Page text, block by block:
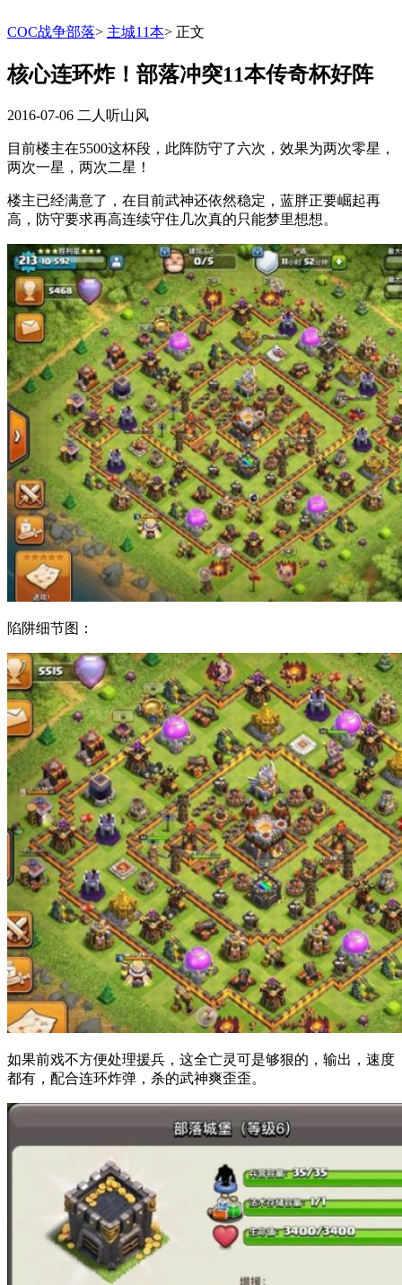
COC战争部落> 主城11本> 正文
核心连环炸！部落冲突11本传奇杯好阵
2016-07-06 二人听山风
目前楼主在5500这杯段，此阵防守了六次，效果为两次零星，
两次一星，两次二星！
楼主已经满意了，在目前武神还依然稳定，蓝胖正要崛起再
高，防守要求再高连续守住几次真的只能梦里想想。
陷阱细节图：
如果前戏不方便处理援兵，这全亡灵可是够狠的，输出，速度
都有，配合连环炸弹，杀的武神爽歪歪。